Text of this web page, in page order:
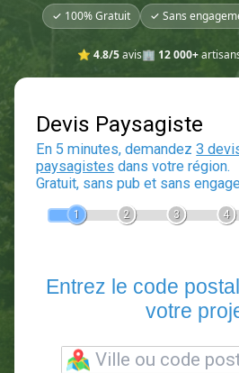
✓ 100% Gratuit ✓ Sans
⭐ 4.8/5avis🏢 12 000+
Devis
En 5 minutes, demandez
2 3